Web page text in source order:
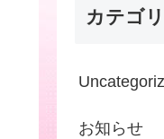
カテゴ
お知らせ